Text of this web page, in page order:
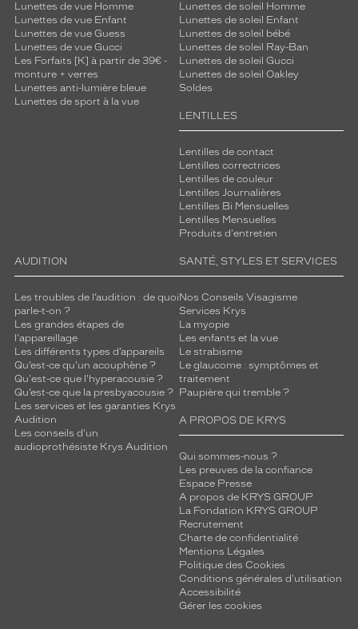
Lunettes de vue Homme
Lunettes de vue Enfant
Lunettes de vue Guess
Lunettes de vue Gucci
Les Forfaits [K] à partir de 39€ -
monture + verres
Lunettes anti-lumière bleue
Lunettes de sport à la vue
Lunettes de soleil Homme
Lunettes de soleil Enfant
Lunettes de soleil bébé
Lunettes de soleil Ray-Ban
Lunettes de soleil Gucci
Lunettes de soleil Oakley
Soldes
LENTILLES
Lentilles de contact
Lentilles correctrices
Lentilles de couleur
Lentilles Journalières
Lentilles Bi Mensuelles
Lentilles Mensuelles
Produits d'entretien
AUDITION
Les troubles de l’audition : de quoi
parle-t-on ?
Les grandes étapes de
l'appareillage
Les différents types d’appareils
Qu’est-ce qu'un acouphène ?
Qu'est-ce que l'hyperacousie ?
Qu’est-ce que la presbyacousie ?
Les services et les garanties Krys
Audition
Les conseils d'un
audioprothésiste Krys Audition
SANTÉ, STYLES ET SERVICES
Nos Conseils Visagisme
Services Krys
La myopie
Les enfants et la vue
Le strabisme
Le glaucome : symptômes et
traitement
Paupière qui tremble ?
A PROPOS DE KRYS
Qui sommes-nous ?
Les preuves de la confiance
Espace Presse
A propos de KRYS GROUP
La Fondation KRYS GROUP
Recrutement
Charte de confidentialité
Mentions Légales
Politique des Cookies
Conditions générales d'utilisation
Accessibilité
Gérer les cookies